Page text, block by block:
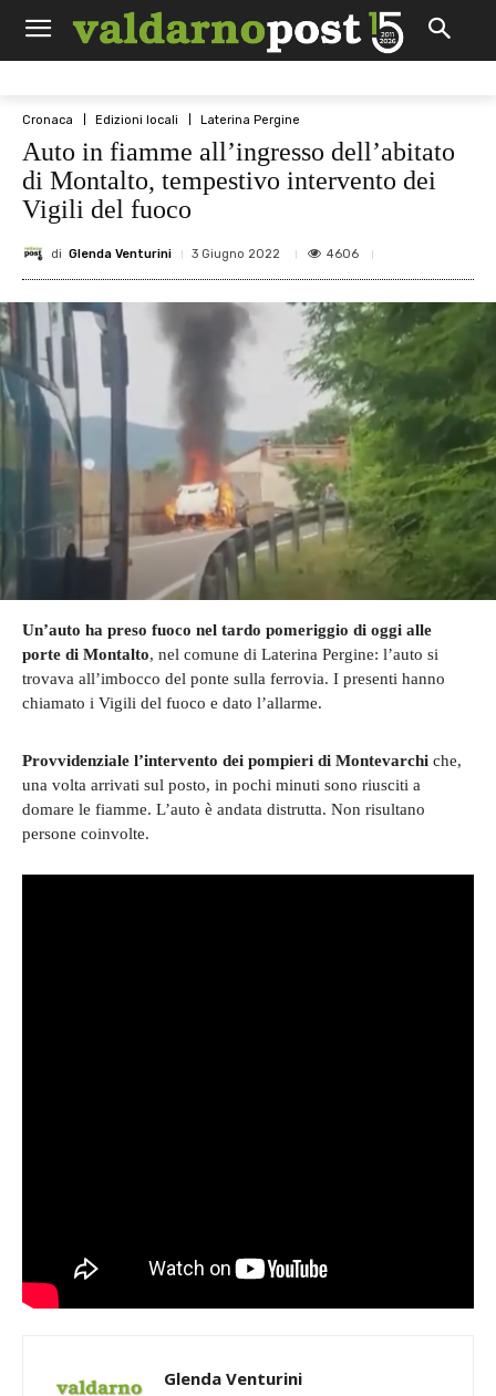
Cronaca Edizioni locali Laterina Pergine
Auto in fiamme all’ingresso dell’abitato
di Montalto, tempestivo intervento dei
Vigili del fuoco
di Glenda Venturini 3 Giugno 2022 4606
Un’auto ha preso fuoco nel tardo pomeriggio di oggi alle
porte di Montalto, nel comune di Laterina Pergine: l’auto si
trovava all’imbocco del ponte sulla ferrovia. I presenti hanno
chiamato i Vigili del fuoco e dato l’allarme.
Provvidenziale l’intervento dei pompieri di Montevarchi che,
una volta arrivati sul posto, in pochi minuti sono riusciti a
domare le fiamme. L’auto è andata distrutta. Non risultano
persone coinvolte.
Glenda Venturini